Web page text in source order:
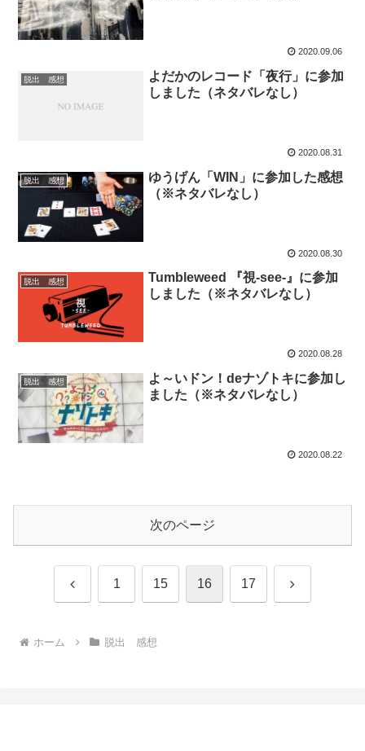
2020.09.06
脱出 感想
よだかのレコード「夜行」に参加
しました（ネタバレなし）
2020.08.31
脱出 感想
ゆうげん「WIN」に参加した感想
（※ネタバレなし）
2020.08.30
脱出 感想
Tumbleweed 『視-see-』に参加
しました（※ネタバレなし）
2020.08.28
脱出 感想
よ～いドン！deナゾトキに参加し
ました（※ネタバレなし）
2020.08.22
次のページ
前 1 15 16 17 次
ホーム 脱出 感想